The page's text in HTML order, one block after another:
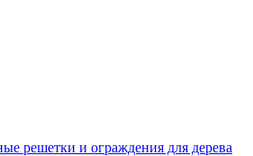
решетки и ограждения для дерева